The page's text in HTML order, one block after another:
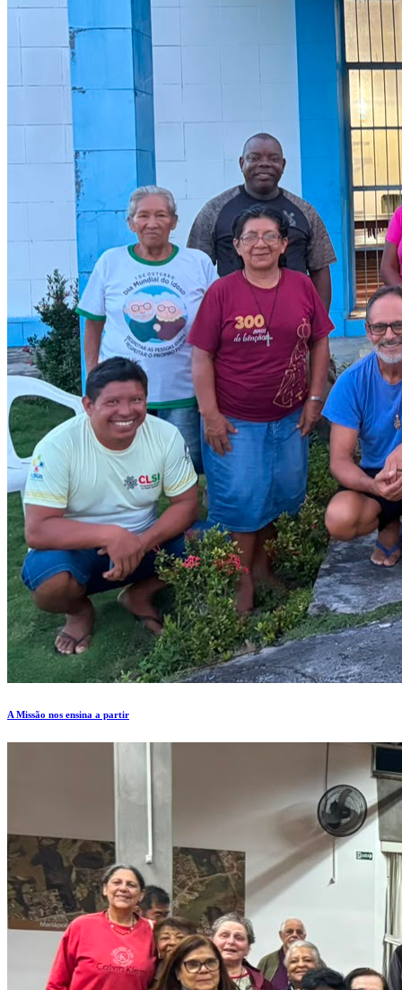
A Missão nos ensina a partir